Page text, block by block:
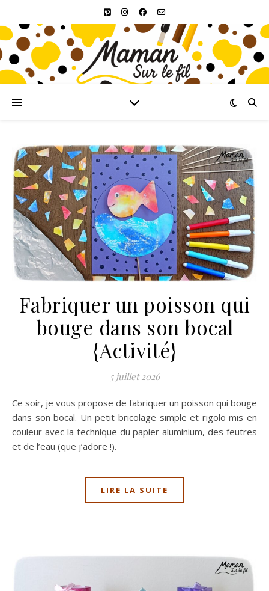
Fabriquer un poisson qui
bouge dans son bocal
{Activité}
5 juillet 2026
Ce soir, je vous propose de fabriquer un poisson qui bouge
dans son bocal. Un petit bricolage simple et rigolo mis en
couleur avec la technique du papier aluminium, des feutres
et de l’eau (que j’adore !).
LIRE LA SUITE